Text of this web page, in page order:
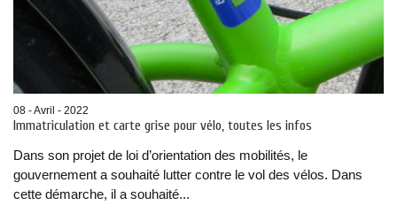
08 - Avril - 2022
Immatriculation et carte grise pour vélo, toutes les infos
Dans son projet de loi d’orientation des mobilités, le
gouvernement a souhaité lutter contre le vol des vélos. Dans
cette démarche, il a souhaité...